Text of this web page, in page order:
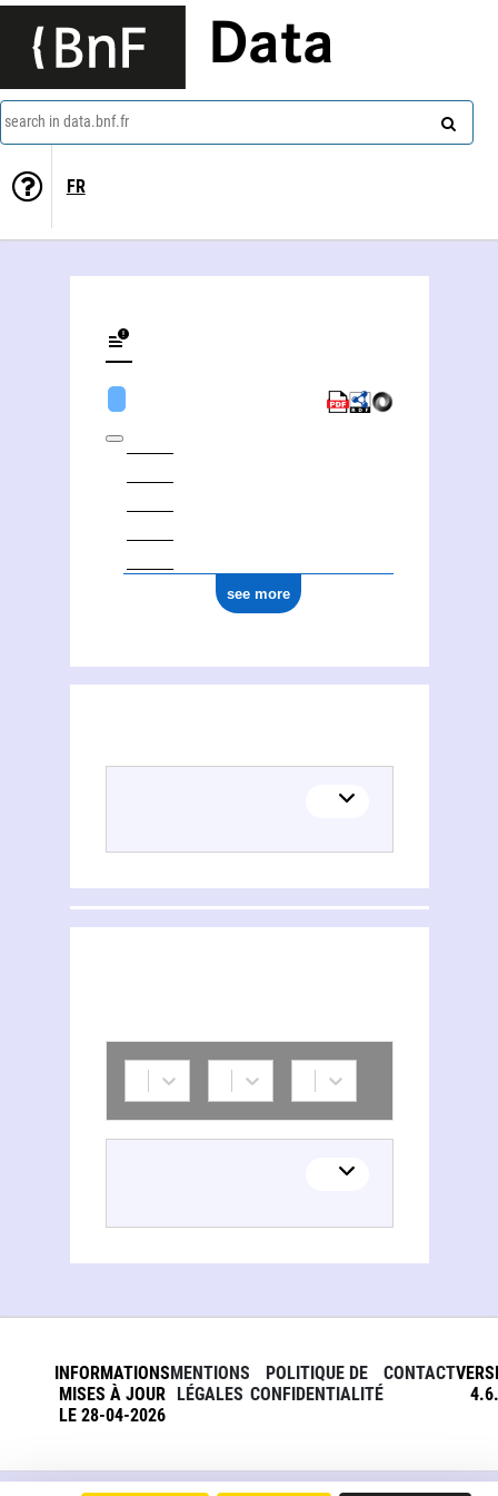
Data
search in data.bnf.fr
FR
see more
INFORMATIONS
MISES À JOUR
LE 28-04-2026
MENTIONS
LÉGALES
POLITIQUE DE
CONFIDENTIALITÉ
CONTACT